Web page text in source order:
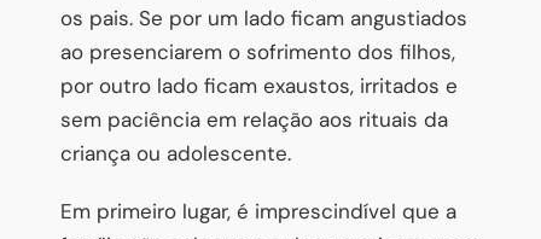
os pais. Se por um lado ficam angustiados
ao presenciarem o sofrimento dos filhos,
por outro lado ficam exaustos, irritados e
sem paciência em relação aos rituais da
criança ou adolescente.
Em primeiro lugar, é imprescindível que a